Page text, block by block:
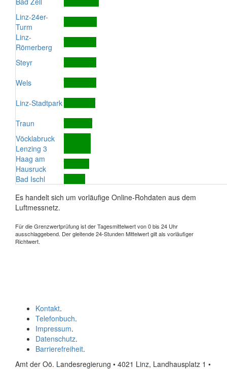
Linz-24er-
Turm
Linz-
Römerberg
Steyr
Wels
Linz-Stadtpark
Traun
Vöcklabruck
Lenzing 3
Haag am
Hausruck
Bad Ischl
Es handelt sich um vorläufige Online-Rohdaten aus dem
Luftmessnetz.
Für die Grenzwertprüfung ist der Tagesmittelwert von 0 bis 24 Uhr
ausschlaggebend. Der gleitende 24-Stunden Mittelwert gilt als vorläufiger
Richtwert.
Kontakt.
Telefonbuch.
Impressum.
Datenschutz.
Barrierefreiheit.
Amt der Oö. Landesregierung • 4021 Linz, Landhausplatz 1 •